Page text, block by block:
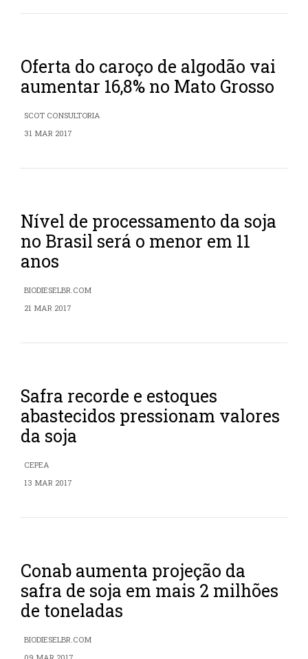
Oferta do caroço de algodão vai
aumentar 16,8% no Mato Grosso
SCOT CONSULTORIA
31 MAR 2017
Nível de processamento da soja
no Brasil será o menor em 11
anos
BIODIESELBR.COM
21 MAR 2017
Safra recorde e estoques
abastecidos pressionam valores
da soja
CEPEA
13 MAR 2017
Conab aumenta projeção da
safra de soja em mais 2 milhões
de toneladas
BIODIESELBR.COM